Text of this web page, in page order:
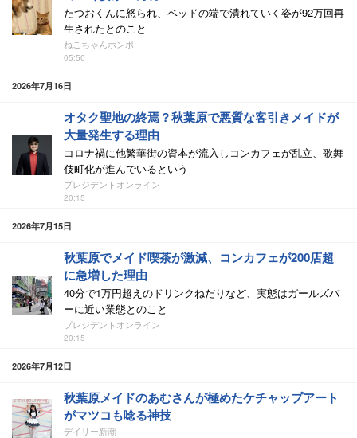
たつおくんに怒られ、ベッドの端で潰れていく姿が92万回再
生されたとのこと
ねこちゃんホンポ
05:50
2026年7月16日
オタク聖地の終焉？秋葉原で悪質な客引きメイドが
大量発生する理由
コロナ禍に他繁華街の資本が流入しコンカフェが乱立、歌舞
伎町化が進んでいるという
プレジデントオンライン
20:15
2026年7月15日
秋葉原でメイド喫茶が激減、コンカフェが200店超
に急増した理由
40分で1万円超えのドリンクねだりなど、実態はガールズバ
ーに近い業態とのこと
プレジデントオンライン
20:15
2026年7月12日
秋葉原メイドのあむさんが極めたケチャップアート
がマツコも唸る神技
デイリー新潮